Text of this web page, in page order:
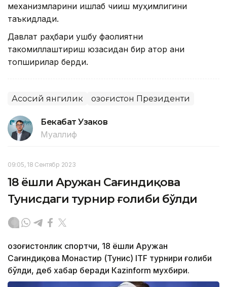
механизмларини ишлаб чиқиш муҳимлигини
таъкидлади.
Давлат раҳбари ушбу фаолиятни
такомиллаштириш юзасидан бир қатор аниқ
топшириқлар берди.
Асосий янгилик Қозоғистон Президенти
Бекабат Узаков
Муаллиф
09:05, 18 Сентябр 2023
18 ёшли Аружан Сағиндиқова
Тунисдаги турнир ғолиби бўлди
Қозоғистонлик спортчи, 18 ёшли Аружан
Сағиндиқова Монастир (Тунис) ITF турнири ғолиби
бўлди, деб хабар беради Каzinform мухбири.